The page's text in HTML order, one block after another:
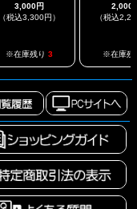
3,000円
（税込3,300円）
※在庫残り 3
2,000
（税込
※在庫残